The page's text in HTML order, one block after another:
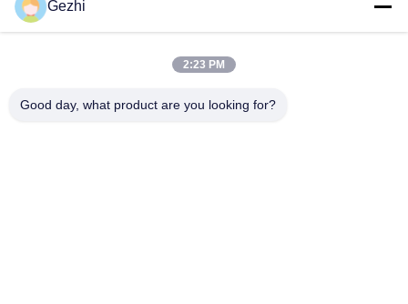
迅速な連絡
テレ
Gezhi
2:23 PM
Good day, what product are you looking for?